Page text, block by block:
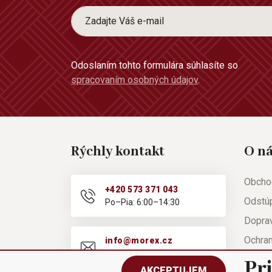
Odoslaním tohto formulára súhlasíte so
spracovaním osobných údajov.
Rýchly kontakt
+420 573 371 043
Po–Pia: 6:00–14:30
info@morex.cz
Po–Pia: 6:00–14:30
O